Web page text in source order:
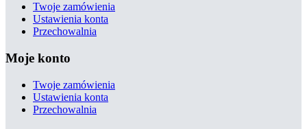
Twoje zamówienia
Ustawienia konta
Przechowalnia
Moje konto
Twoje zamówienia
Ustawienia konta
Przechowalnia